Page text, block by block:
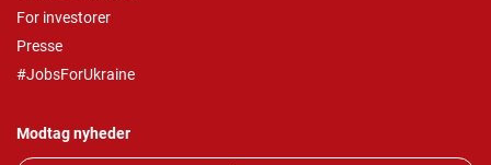
For investorer
Presse
#JobsForUkraine
Modtag nyheder